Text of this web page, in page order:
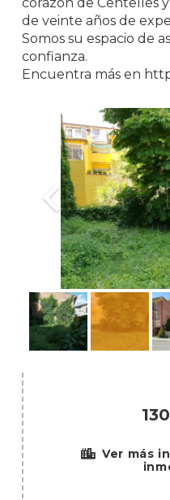
corazón de Centelles
de veinte años de
Somos su espacio de
confianza.
Encuentra más en
Ver más